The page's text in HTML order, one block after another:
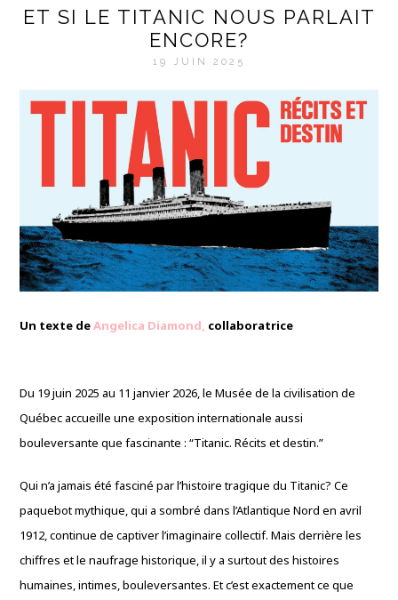
ET SI LE TITANIC NOUS PARLAIT
ENCORE?
19 JUIN 2025
Un texte deAngelica Diamond, collaboratrice
Du 19 juin 2025 au 11 janvier 2026, le Musée de la civilisation de
Québec accueille une exposition internationale aussi
bouleversante que fascinante : “Titanic. Récits et destin.”
Qui n’a jamais été fasciné par l’histoire tragique du Titanic? Ce
paquebot mythique, qui a sombré dans l’Atlantique Nord en avril
1912, continue de captiver l’imaginaire collectif. Mais derrière les
chiffres et le naufrage historique, il y a surtout des histoires
humaines, intimes, bouleversantes. Et c’est exactement ce que